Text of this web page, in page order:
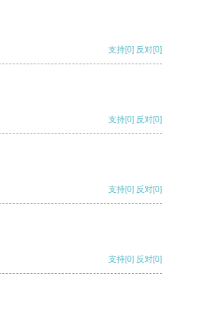
支持[0] 反对[0]
支持[0] 反对[0]
支持[0] 反对[0]
支持[0] 反对[0]